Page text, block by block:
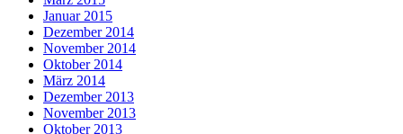
Januar 2015
Dezember 2014
November 2014
Oktober 2014
März 2014
Dezember 2013
November 2013
Oktober 2013